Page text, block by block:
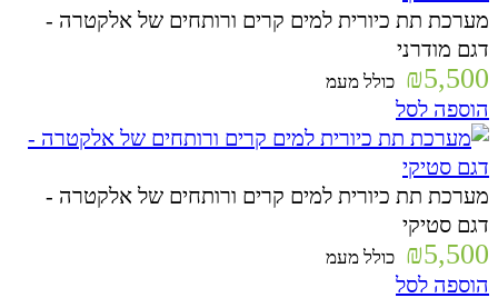
מערכת תת כיורית למים קרים ורותחים של אלקטרה -
דגם מודרני
₪5,500 כולל מעמ
הוספה לסל
מערכת תת כיורית למים קרים ורותחים של אלקטרה -
דגם סטיקי
₪5,500 כולל מעמ
הוספה לסל